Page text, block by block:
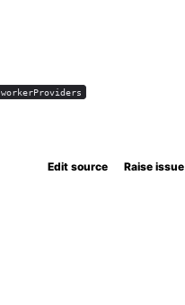
workerProviders
Edit source Raise issue